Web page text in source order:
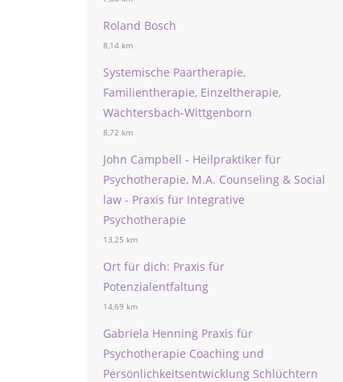
Roland Bosch
8,14 km
Systemische Paartherapie,
Familientherapie, Einzeltherapie,
Wächtersbach-Wittgenborn
8,72 km
John Campbell - Heilpraktiker für
Psychotherapie, M.A. Counseling & Social
law - Praxis für Integrative
Psychotherapie
13,25 km
Ort für dich: Praxis für
Potenzialentfaltung
14,69 km
Gabriela Henning Praxis für
Psychotherapie Coaching und
Persönlichkeitsentwicklung Schlüchtern